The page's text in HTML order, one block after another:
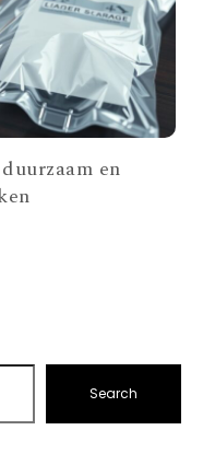
en
Search